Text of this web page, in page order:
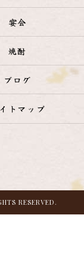
宴会
焼酎
ブログ
トマップ
RESERVED.